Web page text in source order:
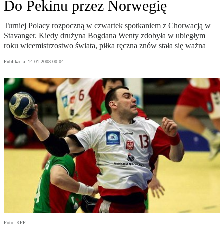
Do Pekinu przez Norwegię
Turniej Polacy rozpoczną w czwartek spotkaniem z Chorwacją w
Stavanger. Kiedy drużyna Bogdana Wenty zdobyła w ubiegłym
roku wicemistrzostwo świata, piłka ręczna znów stała się ważna
Publikacja: 14.01.2008 00:04
Foto: KFP